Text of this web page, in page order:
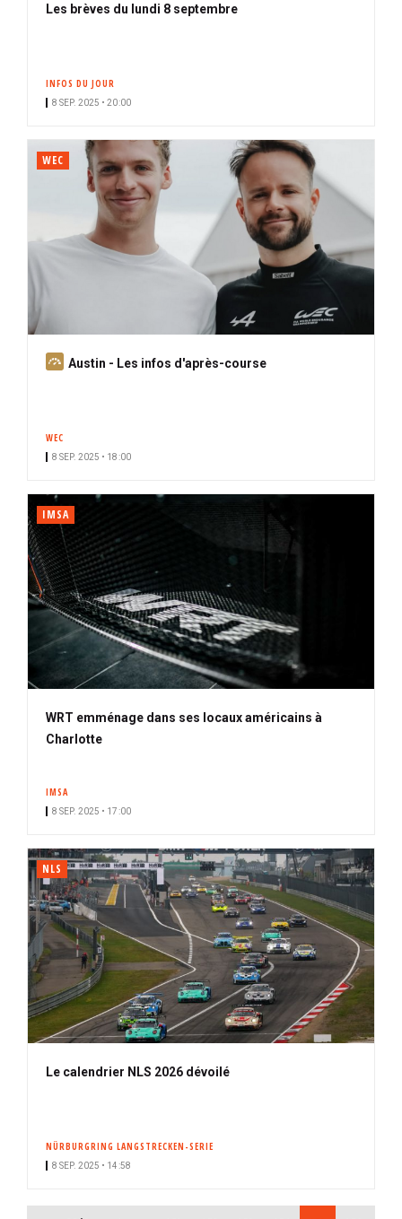
Les brèves du lundi 8 septembre
INFOS DU JOUR
8 SEP. 2025 • 20:00
WEC
A
Austin - Les infos d'après-course
WEC
8 SEP. 2025 • 18:00
IMSA
WRT emménage dans ses locaux américains à
Charlotte
IMSA
8 SEP. 2025 • 17:00
NLS
Le calendrier NLS 2026 dévoilé
NÜRBURGRING LANGSTRECKEN-SERIE
8 SEP. 2025 • 14:58